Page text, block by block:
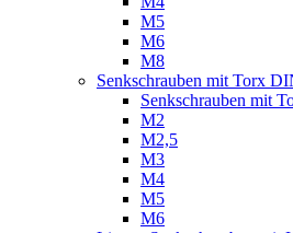
M5
M6
M8
Senkschrauben mit Torx
Senkschrauben mit
M2
M2,5
M3
M4
M5
M6